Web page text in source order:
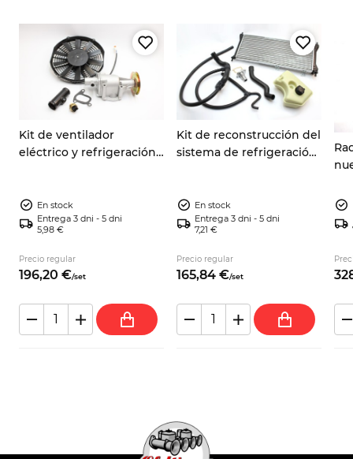
Kit de ventilador
eléctrico y refrigeración
cc En stock
Entrega 3 dni - 5 dni
5,98 €
Precio regular
196,20 €/set
Kit de reconstrucción del
sistema de refrigeración
En stock
Entrega 3 dni - 5 dni
7,21 €
Precio regular
165,84 €/set